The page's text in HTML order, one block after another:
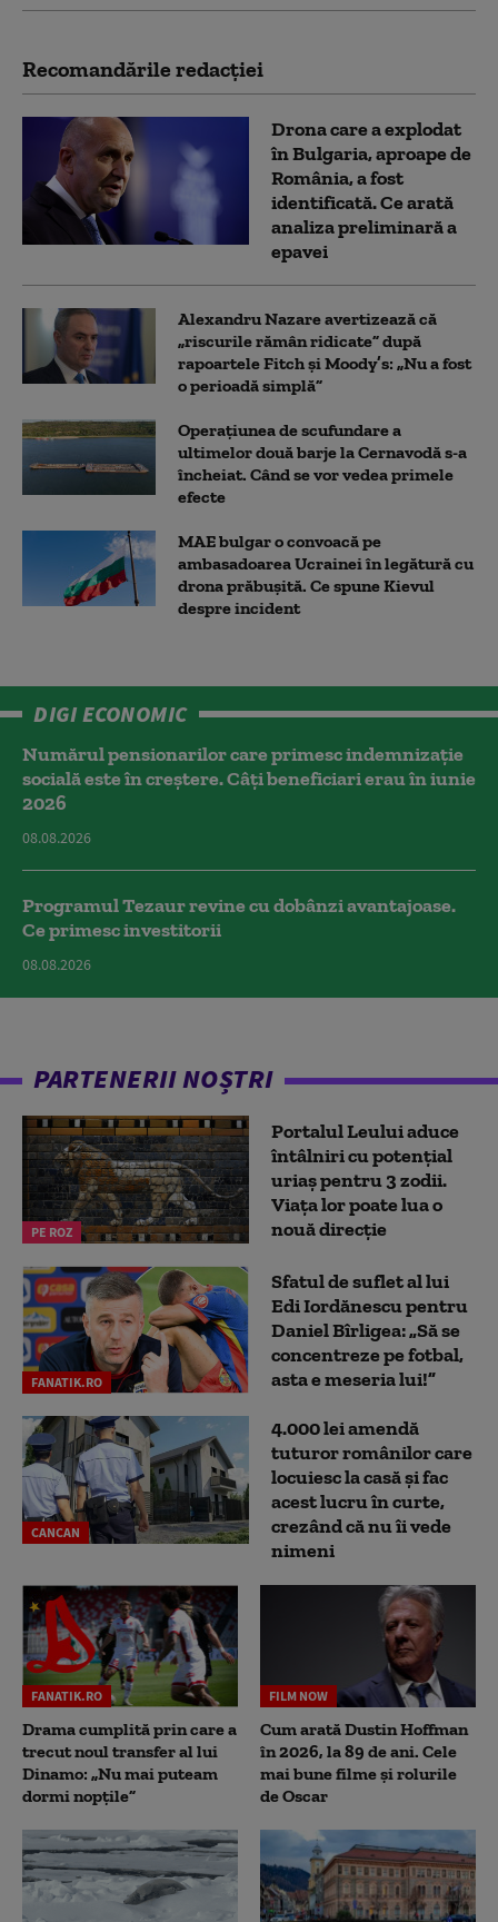
Recomandările redacţiei
Drona care a explodat
în Bulgaria, aproape de
România, a fost
identificată. Ce arată
analiza preliminară a
epavei
Alexandru Nazare avertizează că
„riscurile rămân ridicate” după
rapoartele Fitch și Moody’s: „Nu a fost
o perioadă simplă”
Operațiunea de scufundare a
ultimelor două barje la Cernavodă s-a
încheiat. Când se vor vedea primele
efecte
MAE bulgar o convoacă pe
ambasadoarea Ucrainei în legătură cu
drona prăbuşită. Ce spune Kievul
despre incident
DIGI ECONOMIC
Numărul pensionarilor care primesc indemnizaţie
socială este în creștere. Câți beneficiari erau în iunie
2026
08.08.2026
Programul Tezaur revine cu dobânzi avantajoase.
Ce primesc investitorii
08.08.2026
PARTENERII NOȘTRI
PE ROZ
Portalul Leului aduce
întâlniri cu potențial
uriaș pentru 3 zodii.
Viața lor poate lua o
nouă direcție
FANATIK.RO
Sfatul de suflet al lui
Edi Iordănescu pentru
Daniel Bîrligea: „Să se
concentreze pe fotbal,
asta e meseria lui!”
CANCAN
4.000 lei amendă
tuturor românilor care
locuiesc la casă și fac
acest lucru în curte,
crezând că nu îi vede
nimeni
FANATIK.RO
Drama cumplită prin care a
trecut noul transfer al lui
Dinamo: „Nu mai puteam
dormi nopțile”
FILM NOW
Cum arată Dustin Hoffman
în 2026, la 89 de ani. Cele
mai bune filme și rolurile
de Oscar